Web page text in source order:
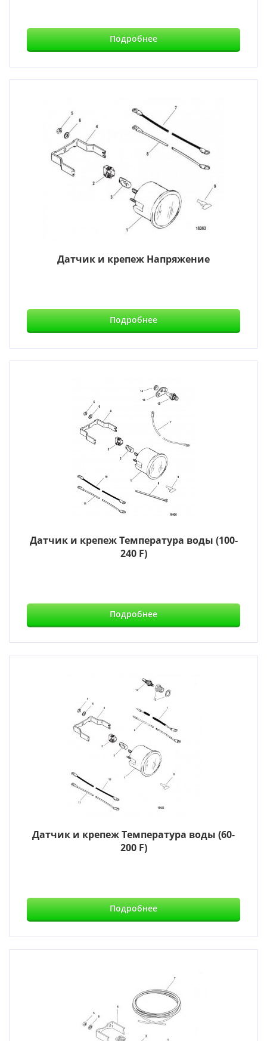
Подробнее
Датчик и крепеж Напряжение
Подробнее
Датчик и крепеж Температура воды (100-
240 F)
Подробнее
Датчик и крепеж Температура воды (60-
200 F)
Подробнее